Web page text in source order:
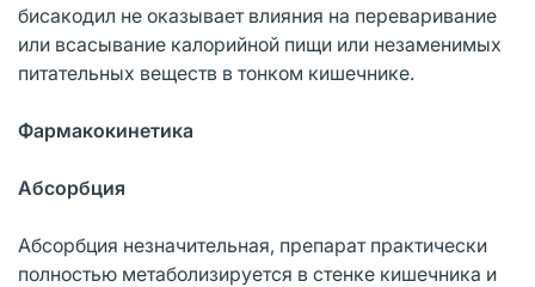
бисакодил не оказывает влияния на переваривание
или всасывание калорийной пищи или незаменимых
питательных веществ в тонком кишечнике.
Фармакокинетика
Абсорбция
Абсорбция незначительная, препарат практически
полностью метаболизируется в стенке кишечника и